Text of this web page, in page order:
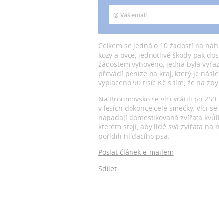
Celkem se jedná o 10 žádostí na
kozy a ovce, jednotlivé škody pak
žádostem vyhověno, jedna byla
převádí peníze na kraj, který je
vyplaceno 90 tisíc Kč s tím, že na
Na Broumovsko se vlci vrátili po
v lesích dokonce celé smečky. Vlci
napadají domestikovaná zvířata
kterém stojí, aby lidé svá zvířata na
pořídili hlídacího psa.
Poslat článek e-mailem
Sdílet: